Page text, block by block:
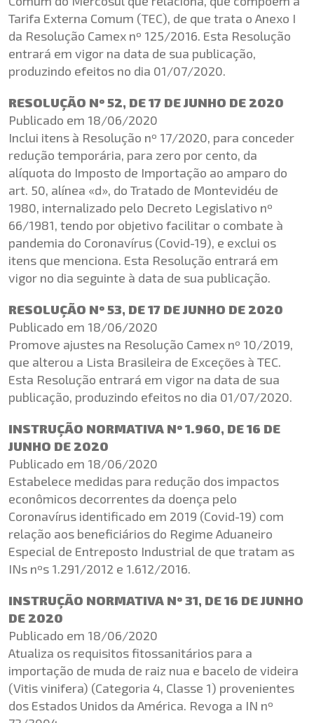
Tarifa Externa Comum (TEC), de que trata o Anexo I
da Resolução Camex nº 125/2016. Esta Resolução
entrará em vigor na data de sua publicação,
produzindo efeitos no dia 01/07/2020.
RESOLUÇÃO Nº 52, DE 17 DE JUNHO DE 2020
Publicado em 18/06/2020
Inclui itens à Resolução nº 17/2020, para conceder
redução temporária, para zero por cento, da
alíquota do Imposto de Importação ao amparo do
art. 50, alínea «d», do Tratado de Montevidéu de
1980, internalizado pelo Decreto Legislativo nº
66/1981, tendo por objetivo facilitar o combate à
pandemia do Coronavírus (Covid-19), e exclui os
itens que menciona. Esta Resolução entrará em
vigor no dia seguinte à data de sua publicação.
RESOLUÇÃO Nº 53, DE 17 DE JUNHO DE 2020
Publicado em 18/06/2020
Promove ajustes na Resolução Camex nº 10/2019,
que alterou a Lista Brasileira de Exceções à TEC.
Esta Resolução entrará em vigor na data de sua
publicação, produzindo efeitos no dia 01/07/2020.
INSTRUÇÃO NORMATIVA Nº 1.960, DE 16 DE
JUNHO DE 2020
Publicado em 18/06/2020
Estabelece medidas para redução dos impactos
econômicos decorrentes da doença pelo
Coronavírus identificado em 2019 (Covid-19) com
relação aos beneficiários do Regime Aduaneiro
Especial de Entreposto Industrial de que tratam as
INs nºs 1.291/2012 e 1.612/2016.
INSTRUÇÃO NORMATIVA Nº 31, DE 16 DE JUNHO
DE 2020
Publicado em 18/06/2020
Atualiza os requisitos fitossanitários para a
importação de muda de raiz nua e bacelo de videira
(Vitis vinifera) (Categoria 4, Classe 1) provenientes
dos Estados Unidos da América. Revoga a IN nº